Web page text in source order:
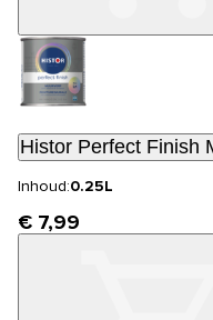
Histor Perfect Finish
Inhoud:0.25L
€ 7,99